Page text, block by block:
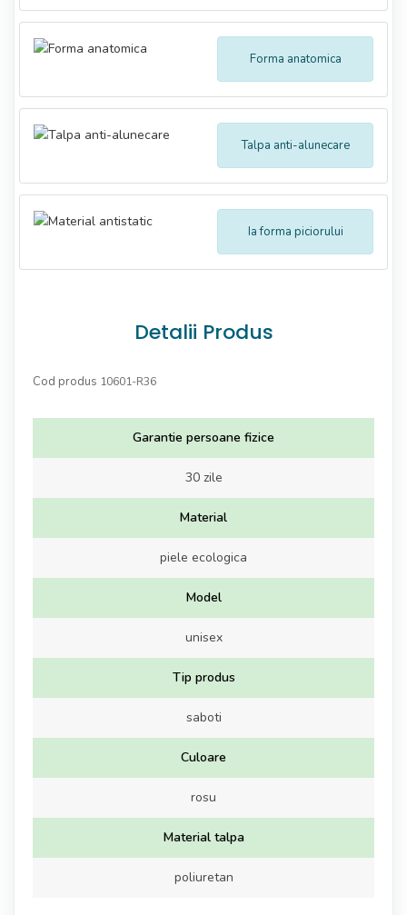
Forma anatomica
Talpa anti-alunecare
Ia forma piciorului
Detalii Produs
Cod produs 10601-R36
Garantie persoane fizice
30 zile
Material
piele ecologica
Model
unisex
Tip produs
saboti
Culoare
rosu
Material talpa
poliuretan